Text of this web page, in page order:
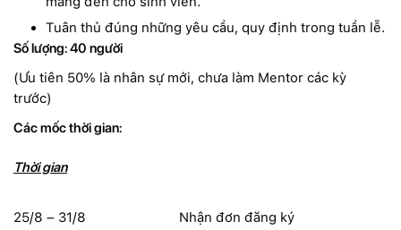
Tuân thủ đúng những yêu cầu, quy định trong tuần lễ.
Số lượng: 40 người
(Ưu tiên 50% là nhân sự mới, chưa làm Mentor các kỳ
trước)
Các mốc thời gian:
Thời gian
25/8 – 31/8 Nhận đơn đăng ký